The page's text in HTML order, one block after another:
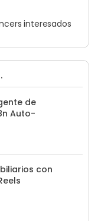
interesados
de
Auto-
con